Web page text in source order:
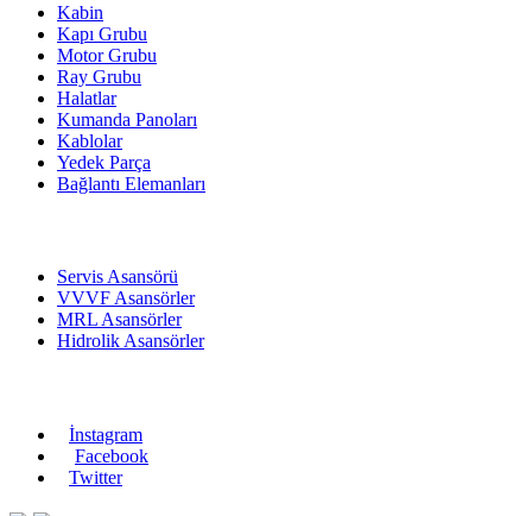
Kabin
Kapı Grubu
Motor Grubu
Ray Grubu
Halatlar
Kumanda Panoları
Kablolar
Yedek Parça
Bağlantı Elemanları
Servis Asansörü
VVVF Asansörler
MRL Asansörler
Hidrolik Asansörler
İnstagram
Facebook
Twitter